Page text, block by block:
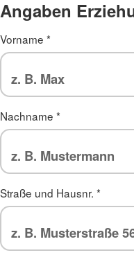
Angaben
Vorname *
Nachname *
Straße und Hausnr. *